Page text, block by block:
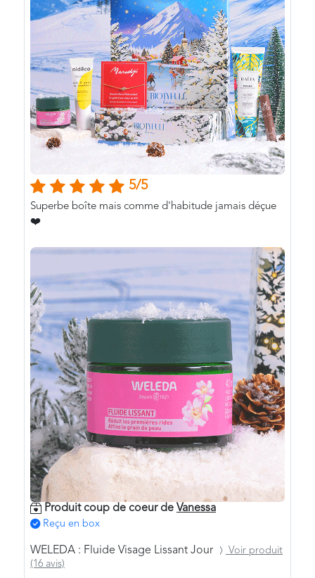
5/5
Superbe boîte mais comme d'habitude jamais déçue
❤️
Produit coup de coeur de Vanessa
Reçu en box
WELEDA : Fluide Visage Lissant Jour
Voir produit
(16 avis)